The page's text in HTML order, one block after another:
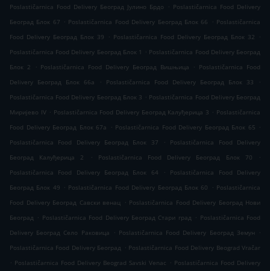
Poslastičarnica Food Delivery Београд Јулино Брдо
. Poslastičarnica Food Delivery
Београд Блок 67 . Poslastičarnica Food Delivery Београд Блок 66 . Poslastičarnica
Food Delivery Београд Блок 39
. Poslastičarnica Food Delivery Београд Блок 32
.
Poslastičarnica Food Delivery Београд Блок 1
. Poslastičarnica Food Delivery Београд
Блок 2
. Poslastičarnica Food Delivery Београд Вишњица . Poslastičarnica Food
Delivery Београд Блок 66а
. Poslastičarnica Food Delivery Београд Блок 33
.
Poslastičarnica Food Delivery Београд Блок 3 . Poslastičarnica Food Delivery Београд
Миријево IV . Poslastičarnica Food Delivery Београд Калуђерица 3 . Poslastičarnica
Food Delivery Београд Блок 67а
. Poslastičarnica Food Delivery Београд Блок 65 .
Poslastičarnica Food Delivery Београд Блок 37
.
Poslastičarnica Food Delivery
Београд Калуђерица 2
. Poslastičarnica Food Delivery Београд Блок 70
.
Poslastičarnica Food Delivery Београд Блок 64
.
Poslastičarnica Food Delivery
Београд Блок 49 . Poslastičarnica Food Delivery Београд Блок 60 . Poslastičarnica
Food Delivery Београд Савски венац . Poslastičarnica Food Delivery Београд Нови
Београд . Poslastičarnica Food Delivery Београд Стари град . Poslastičarnica Food
Delivery Београд Село Раковица
. Poslastičarnica Food Delivery Београд Земун
.
Poslastičarnica Food Delivery Београд . Poslastičarnica Food Delivery Beograd Vračar
. Poslastičarnica Food Delivery Beograd Savski Venac . Poslastičarnica Food Delivery